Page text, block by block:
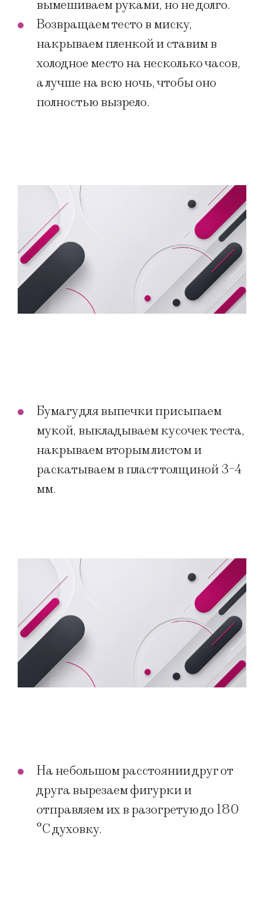
вымешиваем руками, но не долго.
Возвращаем тесто в миску,
накрываем пленкой и ставим в
холодное место на несколько часов,
а лучше на всю ночь, чтобы оно
полностью вызрело.
Бумагу для выпечки присыпаем
мукой, выкладываем кусочек теста,
накрываем вторым листом и
раскатываем в пласт толщиной 3-4
мм.
На небольшом расстоянии друг от
друга вырезаем фигурки и
отправляем их в разогретую до 180
°С духовку.